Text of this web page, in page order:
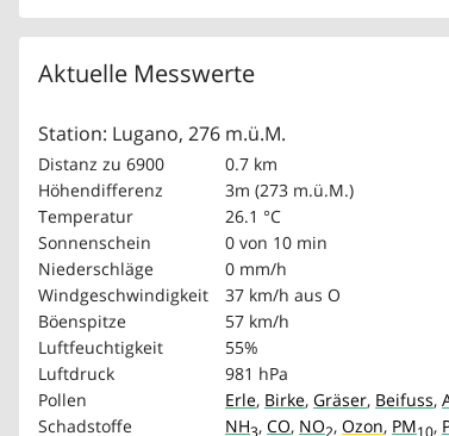
Aktuelle Messwerte
Station: Lugano, 276 m.ü.M.
Distanz zu 6900
0.7 km
Höhendifferenz
3m (273 m.ü.M.)
Temperatur
26.1 °C
Sonnenschein
0 von 10 min
Niederschläge
0 mm/h
Windgeschwindigkeit
37 km/h aus O
Böenspitze
57 km/h
Luftfeuchtigkeit
55%
Luftdruck
981 hPa
Pollen
Erle, Birke, Gräser, Beifuss,
Schadstoffe
NH3, CO, NO2, Ozon, PM10,